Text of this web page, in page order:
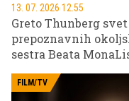
13. 07. 2026 12.55
Greto Thunberg
prepoznavnih
sestra Beata
izbrala glasbo, oder
FILM/TV